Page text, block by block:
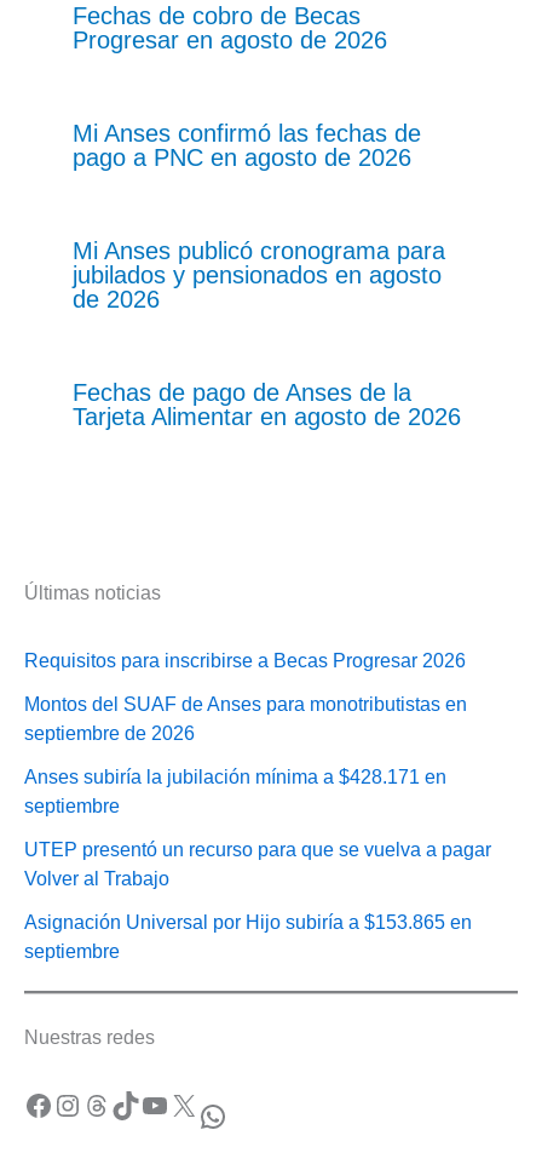
Fechas de cobro de Becas
Progresar en agosto de 2026
Mi Anses confirmó las fechas de
pago a PNC en agosto de 2026
Mi Anses publicó cronograma para
jubilados y pensionados en agosto
de 2026
Fechas de pago de Anses de la
Tarjeta Alimentar en agosto de 2026
Últimas noticias
Requisitos para inscribirse a Becas Progresar 2026
Montos del SUAF de Anses para monotributistas en
septiembre de 2026
Anses subiría la jubilación mínima a $428.171 en
septiembre
UTEP presentó un recurso para que se vuelva a pagar
Volver al Trabajo
Asignación Universal por Hijo subiría a $153.865 en
septiembre
Nuestras redes
Facebook Instagram Threads TikTok YouTube X WhatsApp